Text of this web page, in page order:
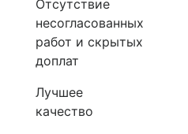
Отсутствие
несогласованных
работ и скрытых
доплат
Лучшее
качество